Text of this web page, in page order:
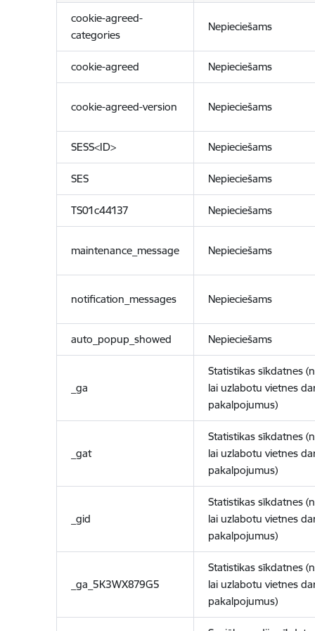
cookie-agreed-
categories
Nepieciešams
cookie-agreed Nepieciešams
cookie-agreed-version Nepieciešams
SESS<ID> Nepieciešams
SES Nepieciešams
TS01c44137 Nepieciešams
maintenance_message Nepieciešams
notification_messages Nepieciešams
auto_popup_showed Nepieciešams
_ga
Statistikas sīkdatnes
lai uzlabotu vietnes
pakalpojumus)
_gat
Statistikas sīkdatnes
lai uzlabotu vietnes
pakalpojumus)
_gid
Statistikas sīkdatnes
lai uzlabotu vietnes
pakalpojumus)
_ga_5K3WX879G5
Statistikas sīkdatnes
lai uzlabotu vietnes
pakalpojumus)